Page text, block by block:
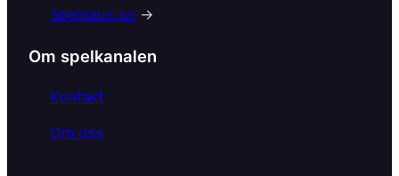
o
k
Spelpaus.se →
Om spelkanalen
Kontakt
Om oss